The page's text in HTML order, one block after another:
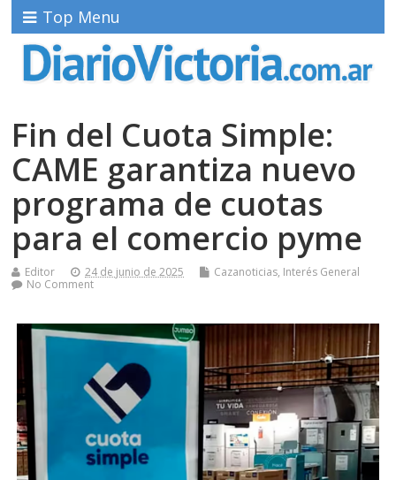
Top Menu
Fin del Cuota Simple:
CAME garantiza nuevo
programa de cuotas
para el comercio pyme
Editor 24 de junio de 2025 Cazanoticias, Interés General
No Comment